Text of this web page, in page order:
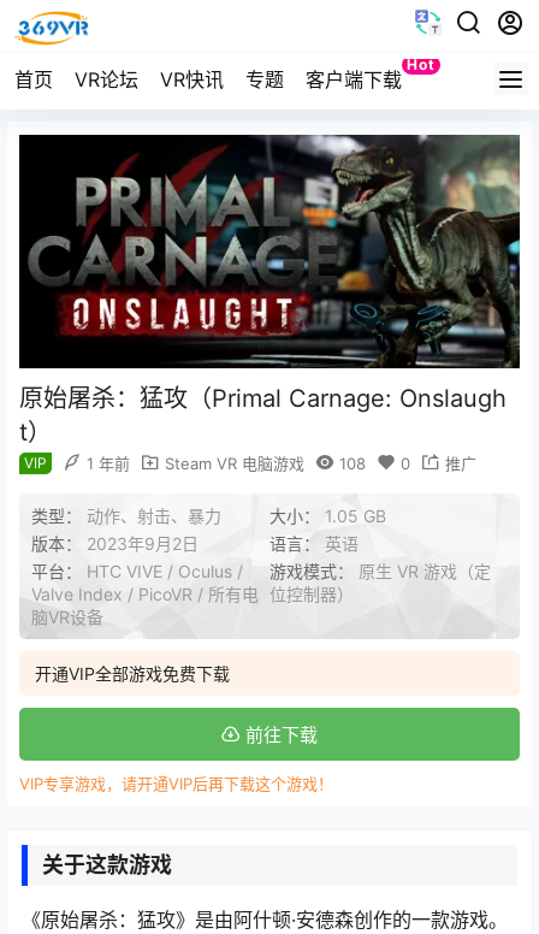
首页 VR论坛 VR快讯 专题 客户端下载
Hot
Quest
原始屠杀：猛攻（Primal Carnage: Onslaugh
t）
VIP 1 年前 Steam VR 电脑游戏 108 0 推广
类型： 动作、射击、暴力 大小： 1.05 GB
版本： 2023年9月2日 语言： 英语
平台： HTC VIVE / Oculus /
Valve Index / PicoVR / 所有电
脑VR设备
游戏模式： 原生 VR 游戏（定
位控制器）
开通VIP全部游戏免费下载
前往下载
VIP专享游戏，请开通VIP后再下载这个游戏！
关于这款游戏
《原始屠杀：猛攻》是由阿什顿·安德森创作的一款游戏。